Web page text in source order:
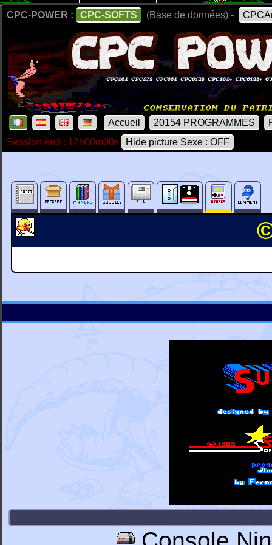
CPC-POWER : CPC-SOFTS (Base de données) -
Accueil 20154 PROGRAMMES
Session end : 12h00m00s
Hide picture Sexe : OFF